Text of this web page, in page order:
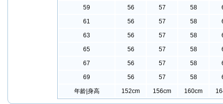
59
56 57 58
61
56 57 58
63
56 57 58
65
56 57 58
67
56 57 58
69
56 57 58
年龄|身高
152cm 156cm 160cm